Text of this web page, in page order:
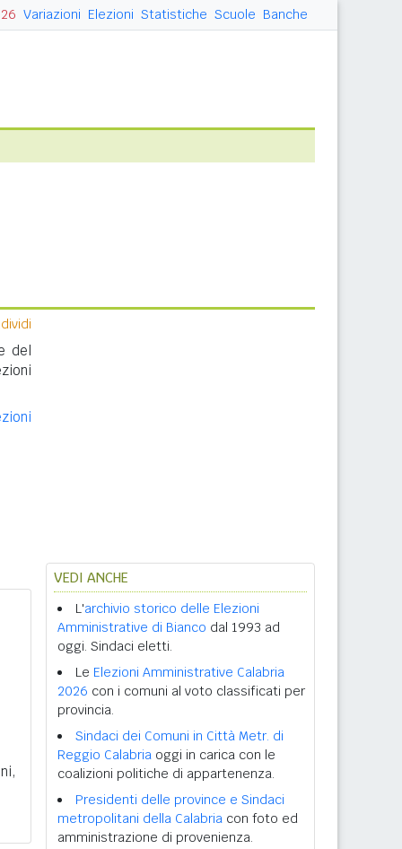
Variazioni Elezioni Statistiche Scuole Banche
del
VEDI ANCHE
L'archivio storico delle Elezioni
Amministrative di Bianco dal 1993 ad
oggi. Sindaci eletti.
Le Elezioni Amministrative Calabria
2026 con i comuni al voto classificati per
provincia.
Sindaci dei Comuni in Città Metr. di
Reggio Calabria oggi in carica con le
coalizioni politiche di appartenenza.
Presidenti delle province e Sindaci
metropolitani della Calabria con foto ed
amministrazione di provenienza.